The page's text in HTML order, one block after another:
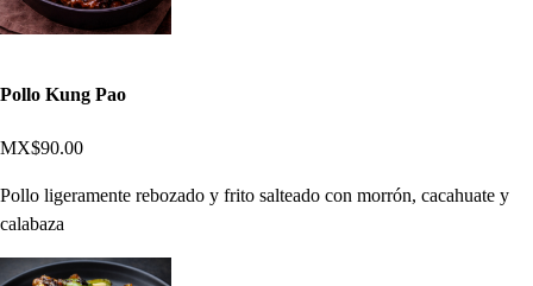
Pollo Kung Pao
MX$90.00
Pollo ligeramente rebozado y frito salteado con morrón, cacahuate y
calabaza